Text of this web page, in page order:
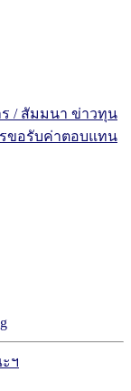
/ สัมมนา ข่าวทุน
ขอรับค่าตอบแทน
ฯ